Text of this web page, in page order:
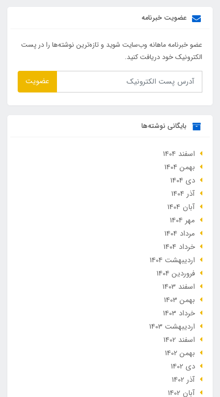
عضویت خبرنامه
عضو خبرنامه ماهانه وب‌سایت شوید و تازه‌ترین نوشته‌ها را در پست
الکترونیک خود دریافت کنید.
عضویت
بایگانی نوشته‌ها
اسفند 1404
بهمن 1404
دی 1404
آذر 1404
آبان 1404
مهر 1404
مرداد 1404
خرداد 1404
ارديبهشت 1404
فروردین 1404
اسفند 1403
بهمن 1403
خرداد 1403
ارديبهشت 1403
اسفند 1402
بهمن 1402
دی 1402
آذر 1402
آبان 1402